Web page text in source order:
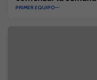
PRIMER EQUIPO